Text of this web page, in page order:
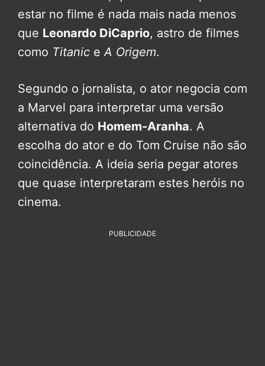
estar no filme é nada mais nada menos
que Leonardo DiCaprio, astro de filmes
como Titanic eA Origem.
Segundo o jornalista, o ator negocia com
a Marvel para interpretar uma versão
alternativa do Homem-Aranha. A
escolha do ator e do Tom Cruise não são
coincidência. A ideia seria pegar atores
que quase interpretaram estes heróis no
cinema.
PUBLICIDADE